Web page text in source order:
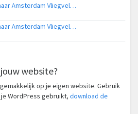
Politiehelikopter naar Amsterdam Vliegveld Schiphol
Politiehelikopter naar Amsterdam Vliegveld Schiphol
website?
op je eigen website. Gebruik
je WordPress gebruikt, download de